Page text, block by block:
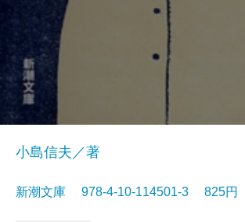
小島信夫／著
新潮文庫 978-4-10-114501-3 825円